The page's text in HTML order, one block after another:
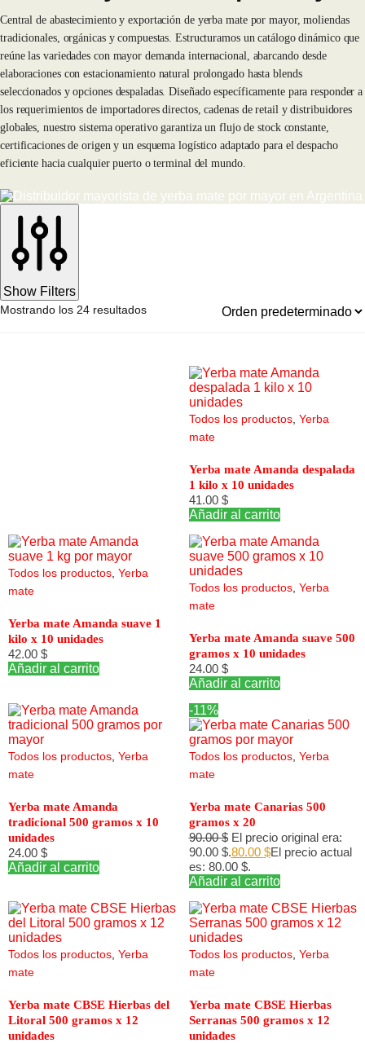
Central de abastecimiento y exportación de yerba mate por mayor, moliendas
tradicionales, orgánicas y compuestas. Estructuramos un catálogo dinámico que
reúne las variedades con mayor demanda internacional, abarcando desde
elaboraciones con estacionamiento natural prolongado hasta blends
seleccionados y opciones despaladas. Diseñado específicamente para responder a
los requerimientos de importadores directos, cadenas de retail y distribuidores
globales, nuestro sistema operativo garantiza un flujo de stock constante,
certificaciones de origen y un esquema logístico adaptado para el despacho
eficiente hacia cualquier puerto o terminal del mundo.
Show Filters
Mostrando los 24 resultados
Todos los productos, Yerba
mate
Yerba mate Amanda despalada
1 kilo x 10 unidades
41.00 $
Añadir al carrito
Todos los productos Yerba
mate
Yerba mate Amanda suave 1
kilo x 10 unidades
42.00 $
Añadir al carrito
Todos los productos, Yerba
mate
Yerba mate Amanda suave 500
gramos x 10 unidades
24.00 $
Añadir al carrito
Todos los productos Yerba
mate
Yerba mate Amanda
tradicional 500 gramos x 10
unidades
24.00 $
Añadir al carrito
-11%
Todos los productos, Yerba
mate
Yerba mate Canarias 500
gramos x 20
90.00$ El precio original era:
90.00 $.80.00 $El precio actual
es: 80.00 $.
Añadir al carrito
Todos los productos Yerba
mate
Yerba mate CBSE Hierbas del
Litoral 500 gramos x 12
unidades
Todos los productos, Yerba
mate
Yerba mate CBSE Hierbas
Serranas 500 gramos x 12
unidades